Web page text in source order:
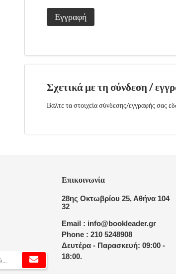
Εγγραφή
Σχετικά με τη σύνδεση /
Βάλτε τα στοιχεία σύνδεσης/εγγραφής σας
Επικοινωνία
28ης Οκτωβρίου 25, Αθήνα 104
32
Email : info@bookleader.gr
Phone : 210 5248908
Δευτέρα - Παρασκευή: 09:00 -
18:00.